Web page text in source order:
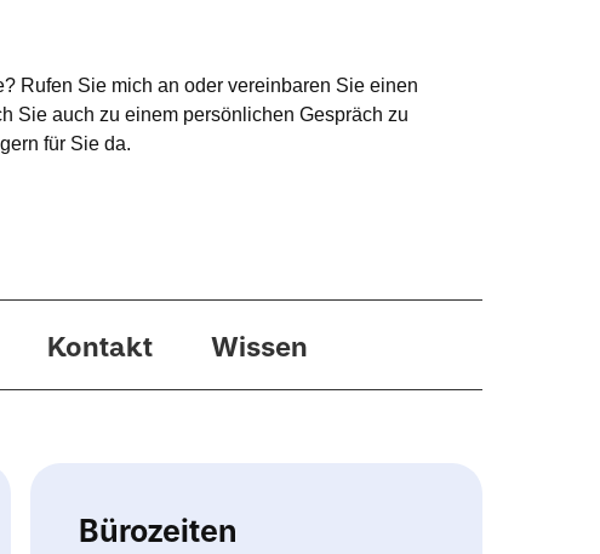
Rufen Sie mich an oder vereinbaren Sie einen
Sie auch zu einem persönlichen Gespräch zu
für Sie da.
Kontakt Wissen
Bürozeiten